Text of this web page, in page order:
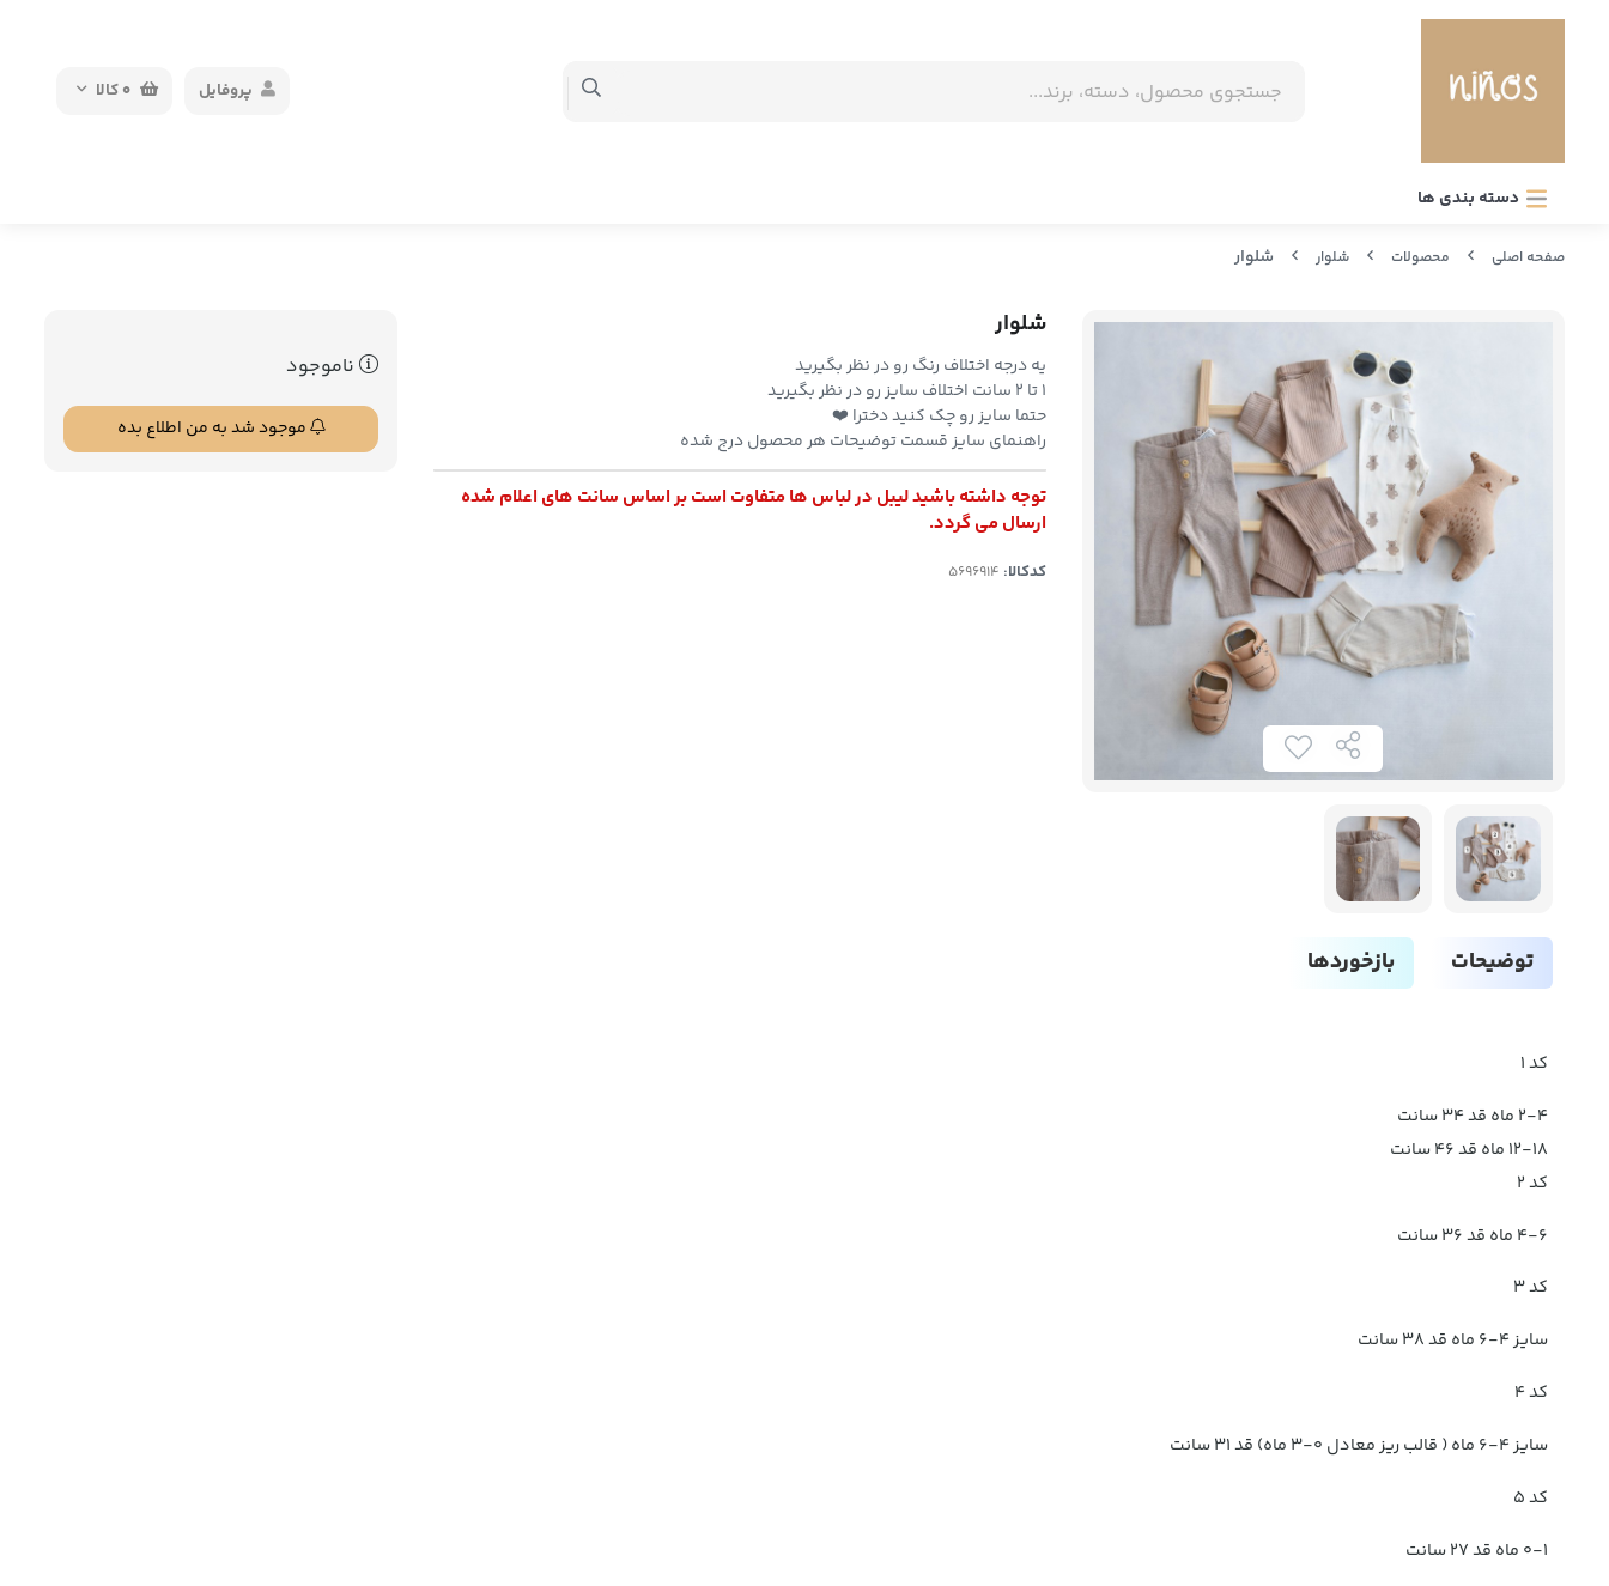
0کالا پروفایل
دسته بندی ها
صفحه اصلی محصولات شلوار شلوار
شلوار
یه درجه اختلاف رنگ رو در نظر بگیرید
۱ تا ۲ سانت اختلاف سایز رو در نظر بگیرید
حتما سایز رو چک کنید دخترا ❤️
راهنمای سایز قسمت توضیحات هر محصول درج شده
توجه داشته باشید لیبل در لباس ها متفاوت است بر اساس سانت های اعلام شده
ارسال می گردد.
کدکالا:
ناموجود
موجود شد به من اطلاع بده
توضیحات بازخوردها
کد ۱
۲-۴ ماه قد ۳۴ سانت
۱۲-۱۸ ماه قد ۴۶ سانت
کد ۲
۴-۶ ماه قد ۳۶ سانت
کد ۳
سایز ۴-۶ ماه قد ۳۸ سانت
کد ۴
سایز ۴-۶ ماه ( قالب ریز معادل ۰-۳ ماه) قد ۳۱ سانت
کد ۵
۰-۱ ماه قد ۲۷ سانت